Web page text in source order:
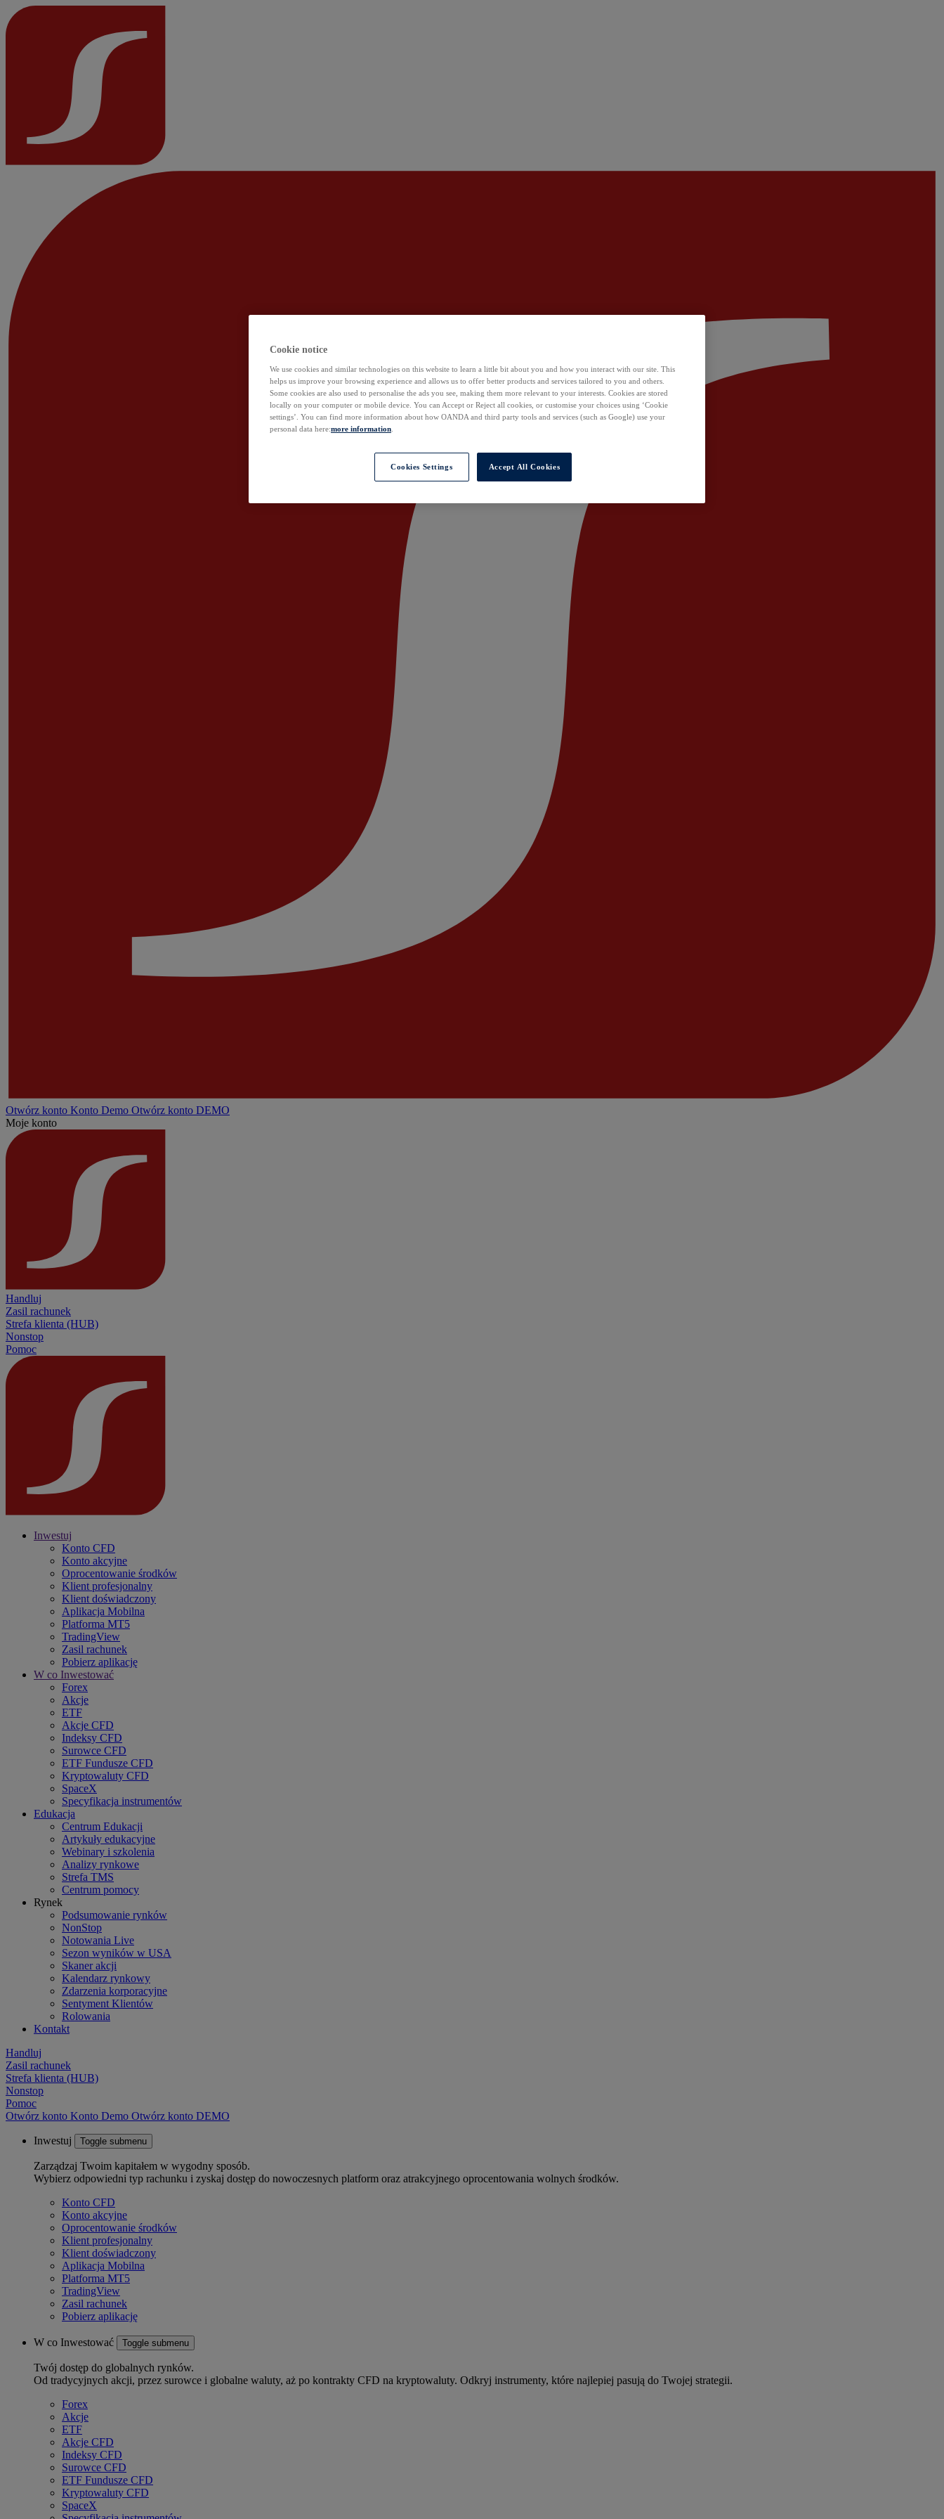
Otwórz konto Konto Demo Otwórz konto DEMO
Moje konto
Handluj
Zasil rachunek
Strefa klienta (HUB)
Nonstop
Pomoc
Inwestuj
Konto CFD
Konto akcyjne
Oprocentowanie środków
Klient profesjonalny
Klient doświadczony
Aplikacja Mobilna
Platforma MT5
TradingView
Zasil rachunek
Pobierz aplikację
W co Inwestować
Forex
Akcje
ETF
Akcje CFD
Indeksy CFD
Surowce CFD
ETF Fundusze CFD
Kryptowaluty CFD
SpaceX
Specyfikacja instrumentów
Edukacja
Centrum Edukacji
Artykuły edukacyjne
Webinary i szkolenia
Analizy rynkowe
Strefa TMS
Centrum pomocy
Rynek
Podsumowanie rynków
NonStop
Notowania Live
Sezon wyników w USA
Skaner akcji
Kalendarz rynkowy
Zdarzenia korporacyjne
Sentyment Klientów
Rolowania
Kontakt
Handluj
Zasil rachunek
Strefa klienta (HUB)
Nonstop
Pomoc
Otwórz konto Konto Demo Otwórz konto DEMO
Inwestuj Toggle submenu
Zarządzaj Twoim kapitałem w wygodny sposób.
Wybierz odpowiedni typ rachunku i zyskaj dostęp do nowoczesnych platform oraz atrakcyjnego oprocentowania wolnych środków.
Konto CFD
Konto akcyjne
Oprocentowanie środków
Klient profesjonalny
Klient doświadczony
Aplikacja Mobilna
Platforma MT5
TradingView
Zasil rachunek
Pobierz aplikację
W co Inwestować Toggle submenu
Twój dostęp do globalnych rynków.
Od tradycyjnych akcji, przez surowce i globalne waluty, aż po kontrakty CFD na kryptowaluty. Odkryj instrumenty, które najlepiej pasują do Twojej strategii.
Forex
Akcje
ETF
Akcje CFD
Indeksy CFD
Surowce CFD
ETF Fundusze CFD
Kryptowaluty CFD
SpaceX
Cookie notice
We use cookies and similar technologies on this website to learn a little bit about you and how you interact with our site. This
helps us improve your browsing experience and allows us to offer better products and services tailored to you and others.
Some cookies are also used to personalise the ads you see, making them more relevant to your interests. Cookies are stored
locally on your computer or mobile device. You can Accept or Reject all cookies, or customise your choices using ‘Cookie
settings’. You can find more information about how OANDA and third party tools and services (such as Google) use your
personal data here:more information
Cookies Settings Accept All Cookies